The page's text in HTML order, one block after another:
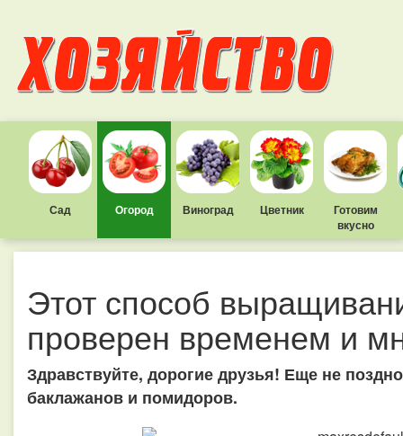
Сад Огород Виноград Цветник
Готовим
вкусно
Этот способ
проверен временем и
Здравствуйте, дорогие друзья! Еще не
баклажанов и помидоров.